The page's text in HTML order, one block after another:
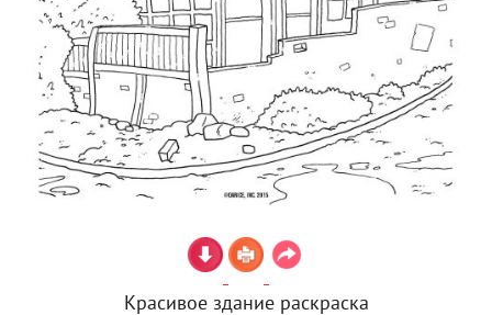
Красивое здание раскраска